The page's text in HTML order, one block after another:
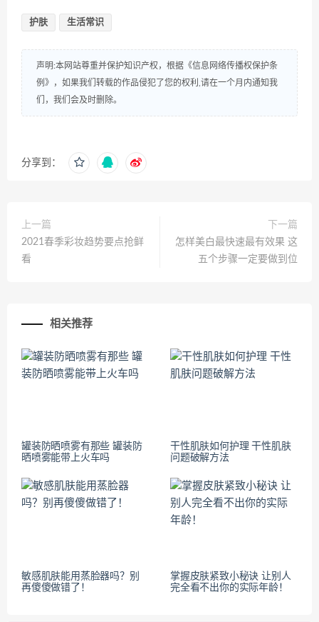
护肤 生活常识
声明:本网站尊重并保护知识产权，根据《信息网络传播权保护条
例》，如果我们转载的作品侵犯了您的权利,请在一个月内通知我
们，我们会及时删除。
分享到：
上一篇
2021春季彩妆趋势要点抢鲜
看
下一篇
怎样美白最快速最有效果 这
五个步骤一定要做到位
相关推荐
罐装防晒喷雾有那些 罐装防
晒喷雾能带上火车吗
干性肌肤如何护理 干性肌肤
问题破解方法
敏感肌肤能用蒸脸器吗？别
再傻傻做错了！
掌握皮肤紧致小秘诀 让别人
完全看不出你的实际年龄！